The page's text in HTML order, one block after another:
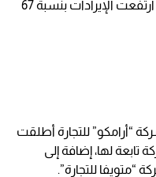
68 بالمئة إلى 130 مليار دولار، في حين ارتفعت الإيرادات بنسبة 67
“أرامكو” للتجارة أطلقت
تابعة لها، إضافة إلى